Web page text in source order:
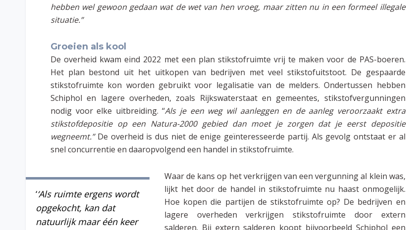
hebben wel gewoon gedaan wat de wet van hen vroeg, maar zitten nu in een formeel illegale
situatie.”
Groeien als kool
De overheid kwam eind 2022 met een plan stikstofruimte vrij te maken voor de PAS-boeren.
Het plan bestond uit het uitkopen van bedrijven met veel stikstofuitstoot. De gespaarde
stikstofruimte kon worden gebruikt voor legalisatie van de melders. Ondertussen hebben
Schiphol en lagere overheden, zoals Rijkswaterstaat en gemeentes, stikstofvergunningen
nodig voor elke uitbreiding. ‘‘Als je een weg wil aanleggen en de aanleg veroorzaakt extra
stikstofdepositie op een Natura-2000 gebied dan moet je zorgen dat je eerst depositie
wegneemt.”De overheid is dus niet de enige geïnteresseerde partij. Als gevolg ontstaat er al
snel concurrentie en daaropvolgend een handel in stikstofruimte.
‘‘Als ruimte ergens wordt
opgekocht, kan dat
natuurlijk maar één keer
Waar de kans op het verkrijgen van een vergunning al klein was,
lijkt het door de handel in stikstofruimte nu haast onmogelijk.
Hoe kopen die partijen de stikstofruimte op? De bedrijven en
lagere overheden verkrijgen stikstofruimte door extern
salderen. Bij extern salderen koopt bijvoorbeeld Schiphol een